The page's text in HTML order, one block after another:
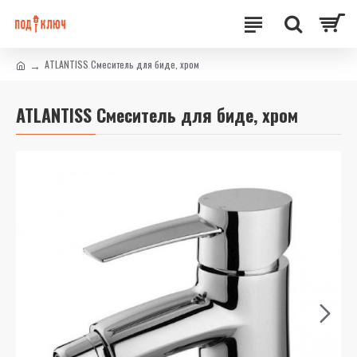
ATLANTISS Смеситель для биде, хром
ATLANTISS Смеситель для биде, хром